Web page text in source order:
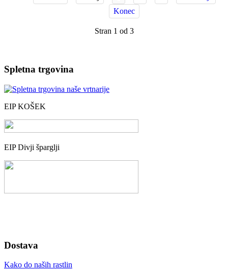
Konec
Stran 1 od 3
Spletna trgovina
EIP KOŠEK
EIP Divji šparglji
Dostava
Kako do naših rastlin